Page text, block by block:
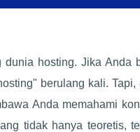
dunia hosting. Jika Anda
berulang kali. Tapi,
Anda memahami
tidak hanya teoretis,